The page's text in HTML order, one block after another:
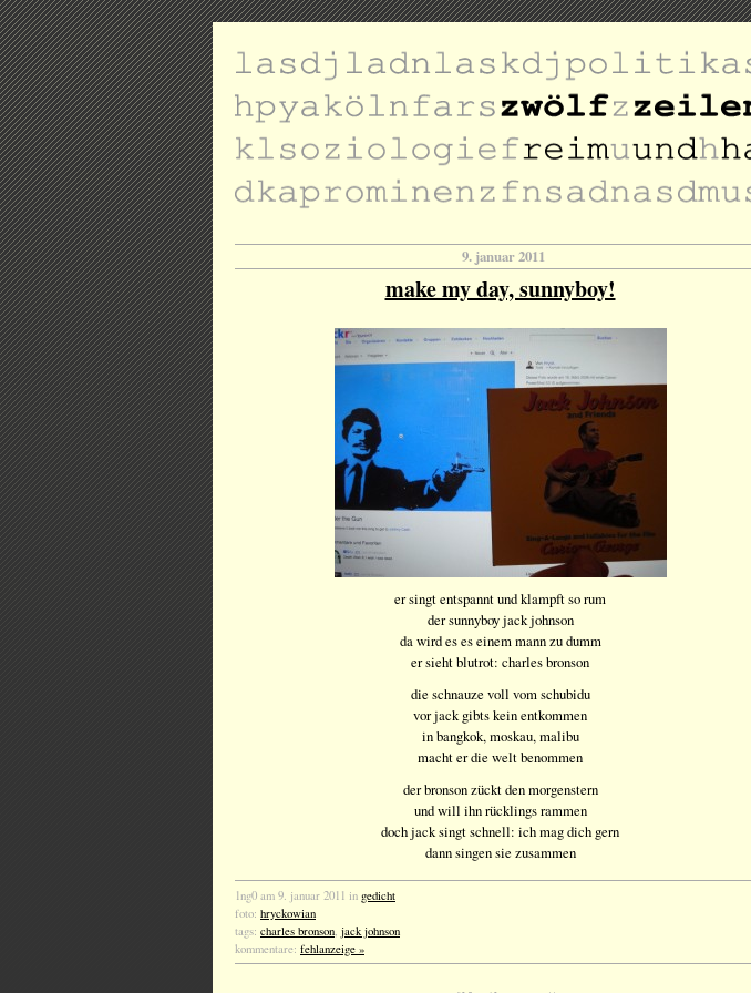
9. januar 2011
make my day, sunnyboy!
er singt entspannt und klampft so rum
der sunnyboy jack johnson
da wird es es einem mann zu dumm
er sieht blutrot: charles bronson
die schnauze voll vom schubidu
vor jack gibts kein entkommen
in bangkok, moskau, malibu
macht er die welt benommen
der bronson zückt den morgenstern
und will ihn rücklings rammen
doch jack singt schnell: ich mag dich gern
dann singen sie zusammen
1ng0 am 9. januar 2011 in gedicht
foto: hryckowian
tags: charles bronson, jack johnson
kommentare: fehlanzeige »